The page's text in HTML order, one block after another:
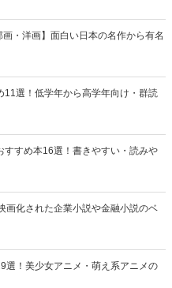
・洋画】面白い日本の名作から有名
11選！低学年から高学年向け・群読
すすめ本16選！書きやすい・読みや
画化された企業小説や金融小説のベ
選！美少女アニメ・萌え系アニメの